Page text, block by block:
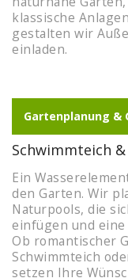
klassische
gestalten wir
einladen.
Gartenplanung &
Schwimmteich
Ein
den Garten. Wir
Naturpools, die
einfügen und
Ob romantischer
Schwimmteich
setzen Ihre